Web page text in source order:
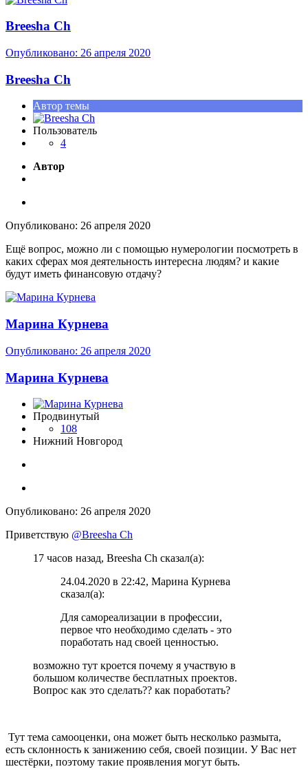
Breesha Ch
Опубликовано: 26 апреля 2020
Breesha Ch
Автор темы
Пользователь
4
Автор
Опубликовано: 26 апреля 2020
Ещё вопрос, можно ли с помощью нумерологии посмотреть в
каких сферах моя деятельность интересна людям? и какие
будут иметь финансовую отдачу?
Марина Курнева
Опубликовано: 26 апреля 2020
Марина Курнева
Продвинутый
108
Нижний Новгород
Опубликовано: 26 апреля 2020
Приветствую @Breesha Ch
17 часов назад, Breesha Ch сказал(а):
24.04.2020 в 22:42, Марина Курнева
сказал(а):
Для самореализации в профессии,
первое что необходимо сделать - это
поработать над своей ценностью.
возможно тут кроется почему я участвую в
большом количестве бесплатных проектов.
Вопрос как это сделать?? как поработать?
Тут тема самооценки, она может быть несколько размыта,
есть склонность к занижению себя, своей позиции. У Вас нет
шестёрки, поэтому такие проявления могут быть.